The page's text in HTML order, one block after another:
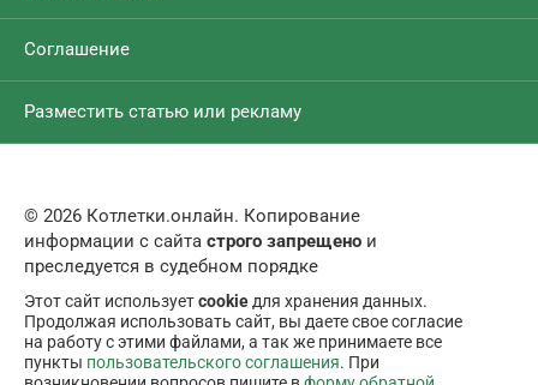
Соглашение
Разместить статью или рекламу
© 2026 Котлетки.онлайн. Копирование
информации с сайта строго запрещено и
преследуется в судебном порядке
Этот сайт используетcookieдля хранения данных.
Продолжая использовать сайт, вы даете свое согласие
на работу с этими файлами, а так же принимаете все
пункты пользовательского соглашения. При